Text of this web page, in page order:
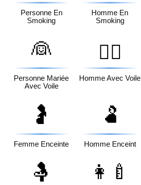
Personne En
Smoking
Homme En
Smoking
👰
Personne Mariée
Avec Voile
👰‍♂️
Homme Avec Voile
🤰
Femme Enceinte
🫃
Homme Enceint
🤱 👩‍🍼